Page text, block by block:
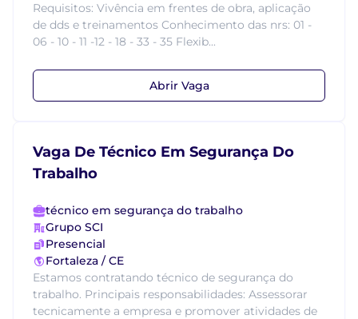
Requisitos: Vivência em frentes de obra, aplicação
de dds e treinamentos Conhecimento das nrs: 01 -
06 - 10 - 11 -12 - 18 - 33 - 35 Flexib...
Abrir Vaga
Vaga De Técnico Em Segurança Do
Trabalho
técnico em segurança do trabalho
Grupo SCI
Presencial
Fortaleza / CE
Estamos contratando técnico de segurança do
trabalho. Principais responsabilidades: Assessorar
tecnicamente a empresa e promover atividades de